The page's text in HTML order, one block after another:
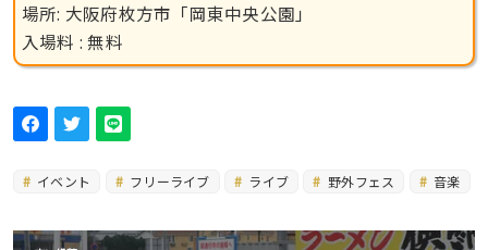
場所: 大阪府枚方市「岡東中央公園」
入場料 : 無料
イベント フリーライブ ライブ 野外フェス 音楽